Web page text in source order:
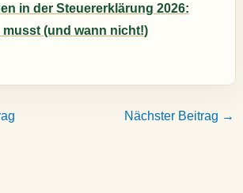
in der Steuererklärung 2026:
musst (und wann nicht!)
Nächster Beitrag →